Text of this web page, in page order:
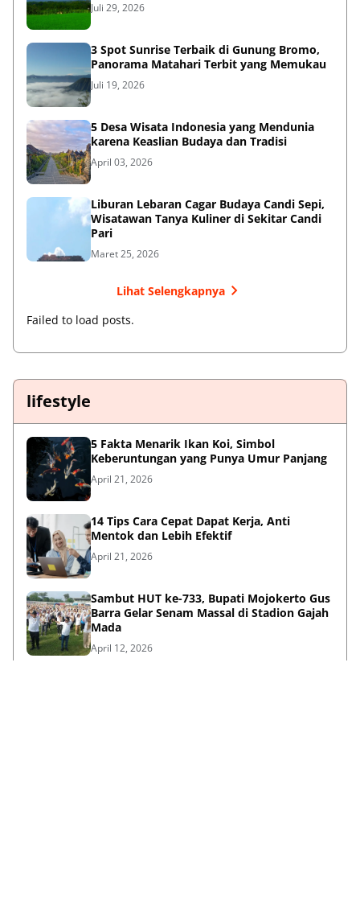
Juli 29, 2026
3 Spot Sunrise Terbaik di Gunung Bromo,
Panorama Matahari Terbit yang Memukau
Juli 19, 2026
5 Desa Wisata Indonesia yang Mendunia
karena Keaslian Budaya dan Tradisi
April 03, 2026
Liburan Lebaran Cagar Budaya Candi Sepi,
Wisatawan Tanya Kuliner di Sekitar Candi
Pari
Maret 25, 2026
Lihat Selengkapnya
Failed to load posts.
lifestyle
5 Fakta Menarik Ikan Koi, Simbol
Keberuntungan yang Punya Umur Panjang
April 21, 2026
14 Tips Cara Cepat Dapat Kerja, Anti
Mentok dan Lebih Efektif
April 21, 2026
Sambut HUT ke-733, Bupati Mojokerto Gus
Barra Gelar Senam Massal di Stadion Gajah
Mada
April 12, 2026